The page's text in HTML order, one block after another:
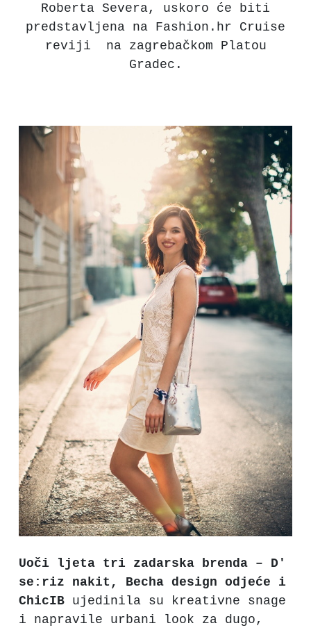
Roberta Severa, uskoro će biti
predstavljena na Fashion.hr Cruise
reviji na zagrebačkom Platou
Gradec.
Uoči ljeta tri zadarska brenda – D'
se:riz nakit, Becha design odjeće i
ChicIB ujedinila su kreativne snage
i napravile urbani look za dugo,